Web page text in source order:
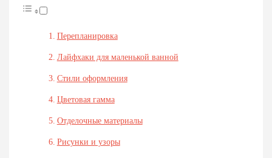
Перепланировка
Лайфхаки для маленькой ванной
Стили оформления
Цветовая гамма
Отделочные материалы
Рисунки и узоры